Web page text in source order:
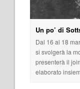
Un po’ di
Dal 16 al 18
si svolgerà la
presenterà il
elaborato